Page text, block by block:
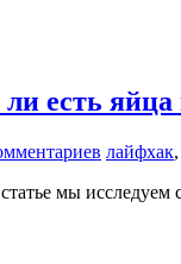
есть яйца
лайфхак,
мы